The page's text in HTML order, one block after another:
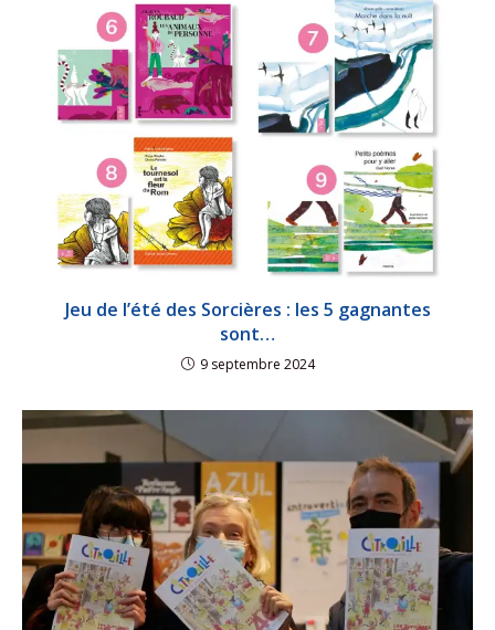
Jeu de l’été des Sorcières : les 5 gagnantes
sont…
9 septembre 2024